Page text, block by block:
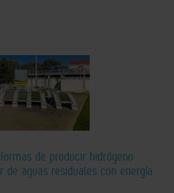
de producir hidrógeno
de aguas residuales con energía